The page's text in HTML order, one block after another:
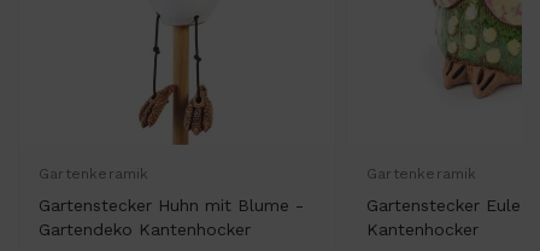
Gartenkeramik
Gartenstecker Huhn mit Blume -
Gartendeko Kantenhocker
Gartenkeramik
Gartenstecker Eule
Kantenhocker